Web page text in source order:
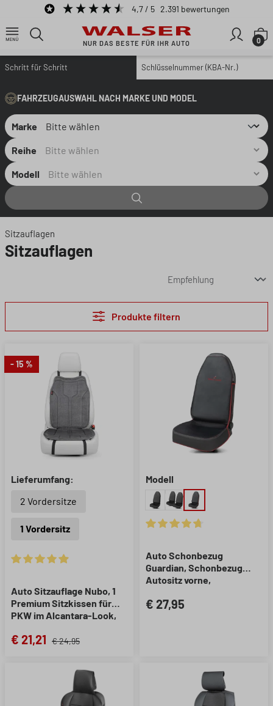
Zum Hauptinhalt springen 4,7/ 5 2.391 bewertungen
NUR DAS BESTE FÜR IHR AUTO 0
Schritt für Schritt Schlüsselnummer (KBA-Nr.)
FAHRZEUGAUSWAHL NACH MARKE UND MODEL
Marke
Reihe
Modell
Sitzauflagen
Sitzauflagen
Produkte filtern
- 15 %
Lieferumfang:
2 Vordersitze
1 Vordersitz
Durchschnittliche Bewertung von 4.88 von 5 Sternen
Auto Sitzauflage Nubo, 1
Premium Sitzkissen für
PKW im Alcantara-Look,
passend
€ 21,21 € 24,95
Modell
Auto Schonbezug
Guardian, Schonbezug
Autositz vorne,
schwarz/rot, 1 Stück
€ 27,95